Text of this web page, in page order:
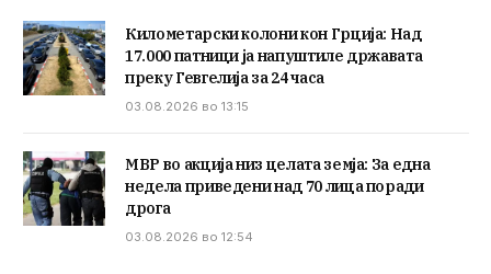
Километарски колони кон Грција: Над
17.000 патници ја напуштиле државата
преку Гевгелија за 24 часа
03.08.2026 во 13:15
МВР во акција низ целата земја: За една
недела приведени над 70 лица поради
дрога
03.08.2026 во 12:54